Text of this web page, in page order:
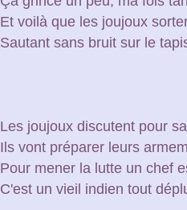
Et voilà que les joujoux
Sautant sans bruit sur le
Les joujoux discutent pour
Ils vont préparer leurs
Pour mener la lutte un chef
C'est un vieil indien tout